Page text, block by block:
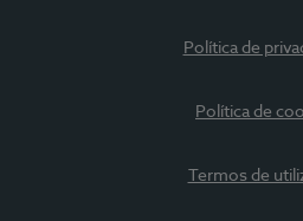
Política de
Política de
Termos de